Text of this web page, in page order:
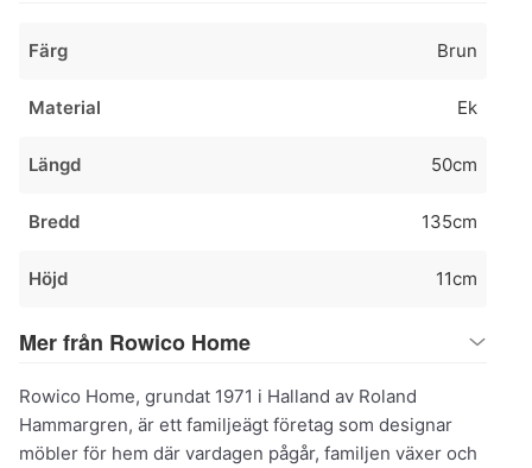
Färg Brun
Material Ek
Längd 50cm
Bredd 135cm
Höjd 11cm
Mer från Rowico Home
Rowico Home, grundat 1971 i Halland av Roland
Hammargren, är ett familjeägt företag som designar
möbler för hem där vardagen pågår, familjen växer och